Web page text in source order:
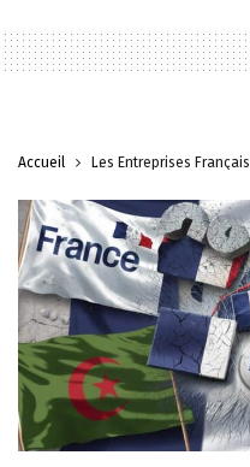
Accueil Les Entreprises